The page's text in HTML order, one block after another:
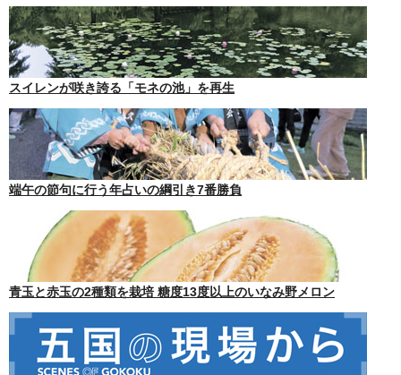
スイレンが咲き誇る「モネの池」を再生
端午の節句に行う年占いの綱引き7番勝負
青玉と赤玉の2種類を栽培 糖度13度以上のいなみ野メロン